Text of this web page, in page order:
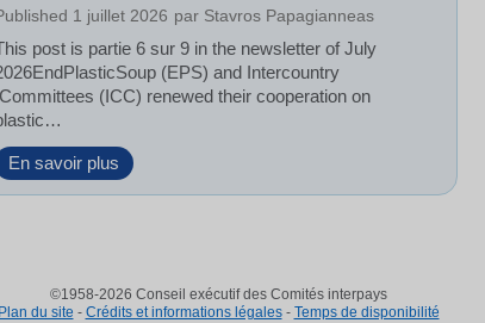
1 juillet 2026 par Stavros Papagianneas
post is partie 6 sur 9 in the newsletter of July
(EPS) and Intercountry
Committees (ICC) renewed their cooperation on
En savoir plus A
n
r
©1958-2026 Conseil exécutif des Comités interpays
Plan du site - Crédits et informations légales- Temps de disponibilité